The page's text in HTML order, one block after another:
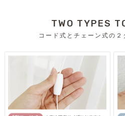
TWO TYPES
コード式とチェーン式の